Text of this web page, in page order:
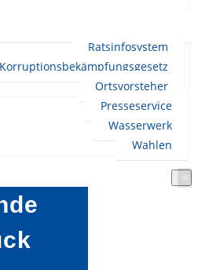
Ratsinfosystem
Korruptionsbekämpfungsgesetz
Ortsvorsteher
Presseservice
Wasserwerk
Wahlen